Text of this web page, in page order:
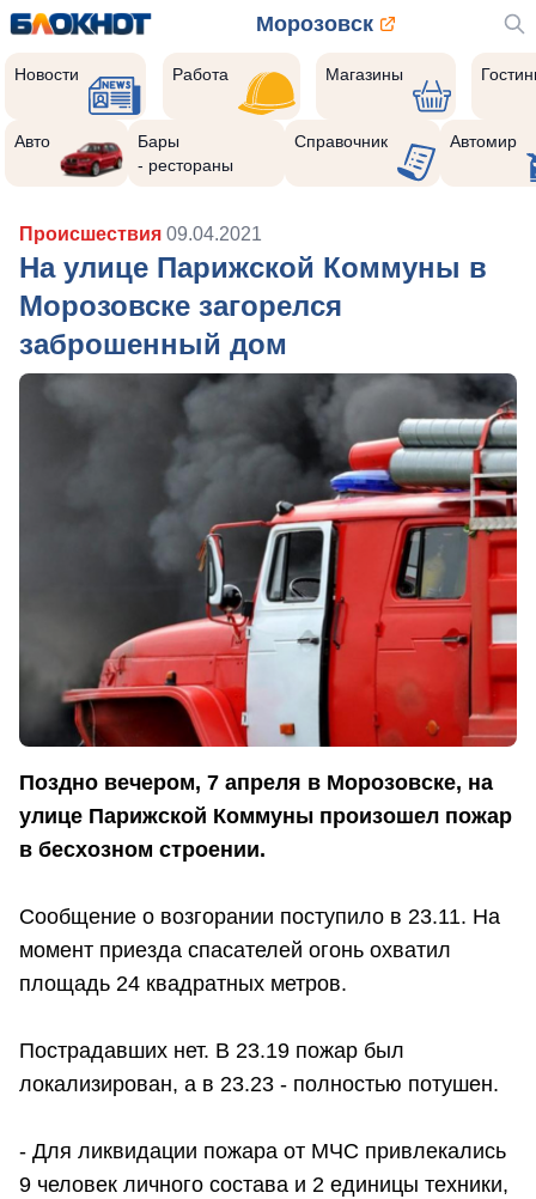
Морозовск
Новости Работа Магазины
Авто
Бары
- рестораны
Справочник Автомир
Происшествия 09.04.2021
На улице Парижской Коммуны в
Морозовске загорелся
заброшенный дом
Поздно вечером, 7 апреля в Морозовске, на
улице Парижской Коммуны произошел пожар
в бесхозном строении.
Сообщение о возгорании поступило в 23.11. На
момент приезда спасателей огонь охватил
площадь 24 квадратных метров.
Пострадавших нет. В 23.19 пожар был
локализирован, а в 23.23 - полностью потушен.
- Для ликвидации пожара от МЧС привлекались
9 человек личного состава и 2 единицы техники,